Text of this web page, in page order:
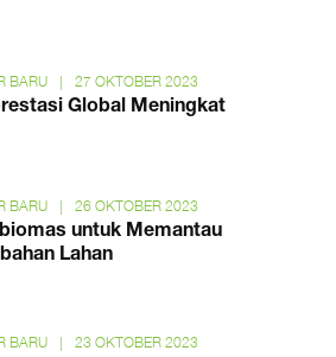
BARU | 27 OKTOBER 2023
Global Meningkat
BARU | 26 OKTOBER 2023
untuk Memantau
Lahan
BARU | 23 OKTOBER 2023